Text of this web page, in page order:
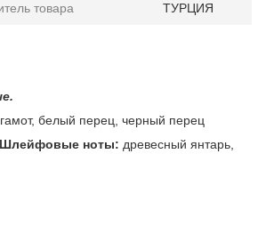
товара ТУРЦИЯ
белый перец, черный перец
Шлейфовые ноты: древесный янтарь,